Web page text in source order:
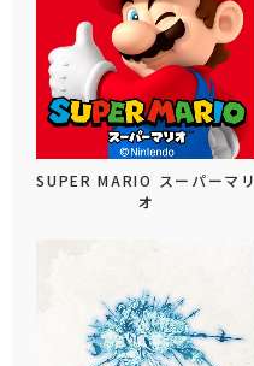
SUPER MARIO スーパーマリ
オ